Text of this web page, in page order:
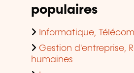
populaires
Informatique,
Gestion d'entreprise,
humaines